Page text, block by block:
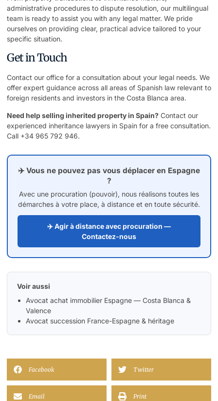
administrative procedures to dispute resolution, our multilingual
team is ready to assist you with any legal matter. We pride
ourselves on providing clear, practical advice tailored to your
specific situation.
Get in Touch
Contact our office for a consultation about your legal needs. We
offer expert guidance across all areas of Spanish law relevant to
foreign residents and investors in the Costa Blanca area.
Need help selling inherited property in Spain? Contact our
experienced inheritance lawyers in Spain for a free consultation.
Call +34 965 792 946.
✈️ Vous ne pouvez pas vous déplacer en Espagne
?
Avec une procuration (pouvoir), nous réalisons toutes les
démarches à votre place, à distance et en toute sécurité.
✈️ Agir à distance avec procuration —
Contactez-nous
Voir aussi
Avocat achat immobilier Espagne — Costa Blanca &
Valence
Avocat succession France-Espagne & héritage
Facebook Twitter
Email Print